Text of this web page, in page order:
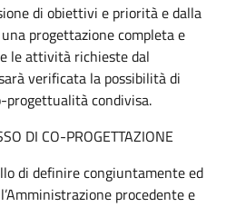
di obiettivi e priorità e dalla
progettazione completa e
le attività richieste dal
verificata la possibilità di
progettualità condivisa.
DI CO-PROGETTAZIONE
di definire congiuntamente ed
procedente e